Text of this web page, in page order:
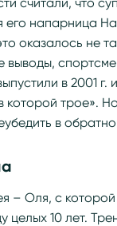
его напарница
оказалось не
выводы,
в 2001 г.
которой трое».
в
– Оля, с
целых 10 лет.